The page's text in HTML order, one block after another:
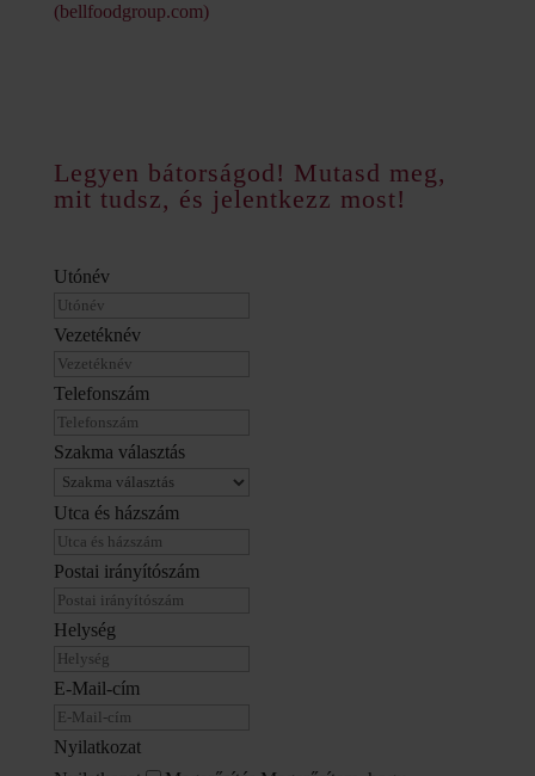
(bellfoodgroup.com)
Legyen bátorságod! Mutasd meg,
mit tudsz, és jelentkezz most!
Utónév
Vezetéknév
Telefonszám
Szakma választás
Utca és házszám
Postai irányítószám
Helység
E-Mail-cím
Nyilatkozat